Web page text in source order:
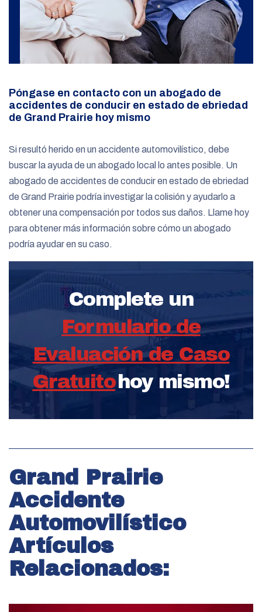
Póngase en contacto con un abogado de
accidentes de conducir en estado de ebriedad
de Grand Prairie hoy mismo
Si resultó herido en un accidente automovilístico, debe
buscar la ayuda de un abogado local lo antes posible. Un
abogado de accidentes de conducir en estado de ebriedad
de Grand Prairie podría investigar la colisión y ayudarlo a
obtener una compensación por todos sus daños. Llame hoy
para obtener más información sobre cómo un abogado
podría ayudar en su caso.
Complete un
Formulario de
Evaluación de Caso
Gratuitohoy mismo!
Grand Prairie
Accidente
Automovilístico
Artículos
Relacionados: